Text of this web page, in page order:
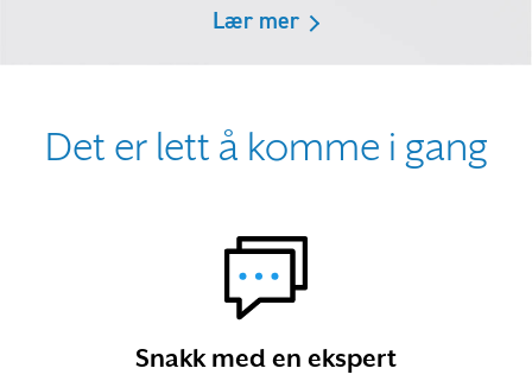
Lær mer
Det er lett å komme i gang
Snakk med en ekspert